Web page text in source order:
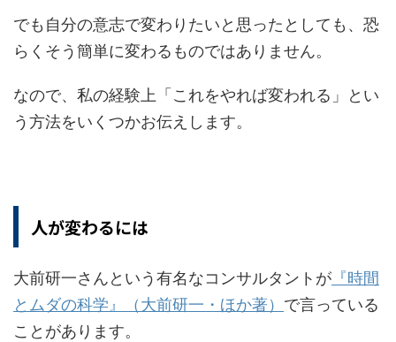
でも自分の意志で変わりたいと思ったとしても、恐
らくそう簡単に変わるものではありません。
なので、私の経験上「これをやれば変われる」とい
う方法をいくつかお伝えします。
人が変わるには
大前研一さんという有名なコンサルタントが 『時間
とムダの科学』（大前研一・ほか著） で言っている
ことがあります。